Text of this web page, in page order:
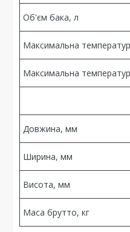
Об'єм бака, л
Максимальна
Максимальна
Довжина, мм
Ширина, мм
Висота, мм
Маса брутто, кг